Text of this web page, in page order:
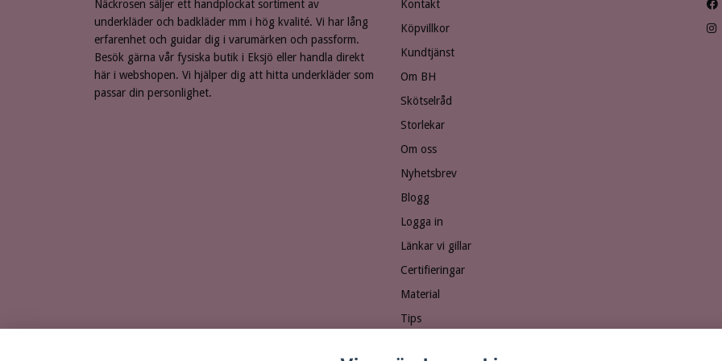
Näckrosen säljer ett handplockat sortiment av
underkläder och badkläder mm i hög kvalité. Vi har lång
erfarenhet och guidar dig i varumärken och passform.
Besök gärna vår fysiska butik i Eksjö eller handla direkt
här i webshopen. Vi hjälper dig att hitta underkläder som
passar din personlighet.
Kontakt
Köpvillkor
Kundtjänst
Om BH
Skötselråd
Storlekar
Om oss
Nyhetsbrev
Blogg
Logga in
Länkar vi gillar
Certifieringar
Material
Tips